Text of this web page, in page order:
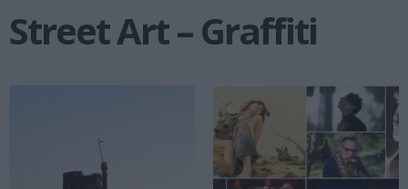
Street Art – Graffiti